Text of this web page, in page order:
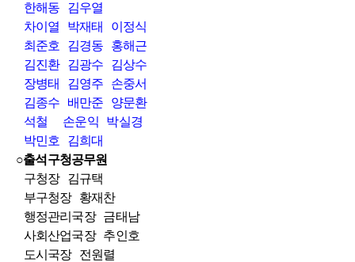
한해동
김우열
차이열
박재태
이정식
최준호
김경동
홍해근
김진환
김광수
김상수
장병태
김영주
손중서
김종수
배만준
양문환
석철
손운익
박실경
박민호
김희대
○출석구청공무원
구청장 김규택
부구청장 황재찬
행정관리국장 금태남
사회산업국장 추인호
도시국장 전원렬